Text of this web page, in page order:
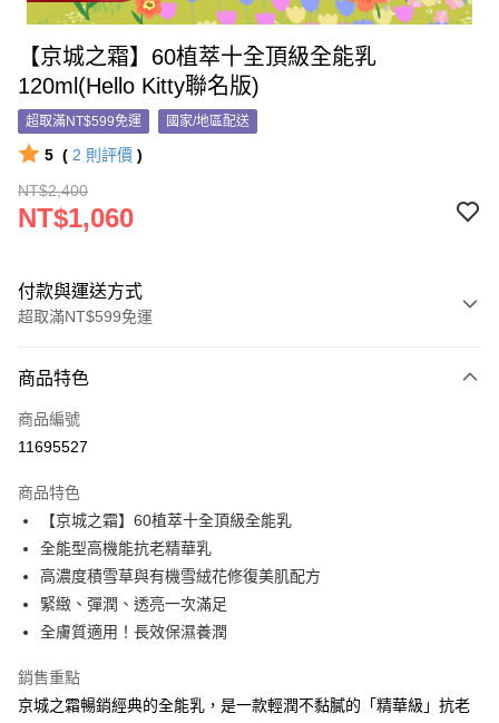
【京城之霜】60植萃十全頂級全能乳
120ml(Hello Kitty聯名版)
超取滿NT$599免運 國家/地區配送
5 ( 2 則評價 )
NT$2,400
NT$1,060
付款與運送方式
超取滿NT$599免運
信用卡一次付款
信用卡分期付款
合作金庫商業銀行
華南商業銀行
彰化商業銀行
上海商業儲蓄銀行
國泰世華商業銀行
兆豐國際商業銀行
臺灣中小企業銀行
匯豐（台灣）商業銀行
聯邦商業銀行
元大商業銀行
台新國際商業銀行
中國信託商業銀行
6 期 0 利率 每期
華南商業銀行
上海商業儲蓄銀行
台北富邦商業銀行
國泰世華商業銀行
臺灣中小企業銀行
聯邦商業銀行
元大商業銀行
永豐商業銀行
超商取貨付款
LINE Pay
Apple Pay
街口支付
悠遊付
商品特色
商品編號
11695527
商品特色
【京城之霜】60植萃十全頂級全能乳
全能型高機能抗老精華乳
高濃度積雪草與有機雪絨花修復美肌配方
緊緻、彈潤、透亮一次滿足
全膚質適用！長效保濕養潤
銷售重點
京城之霜暢銷經典的全能乳，是一款輕潤不黏膩的「精華級」抗老